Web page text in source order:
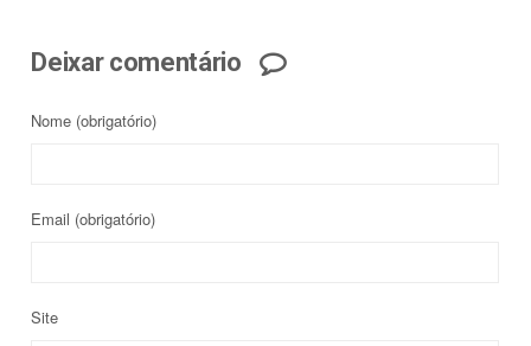
Deixar comentário
Nome (obrigatório)
Email (obrigatório)
Site